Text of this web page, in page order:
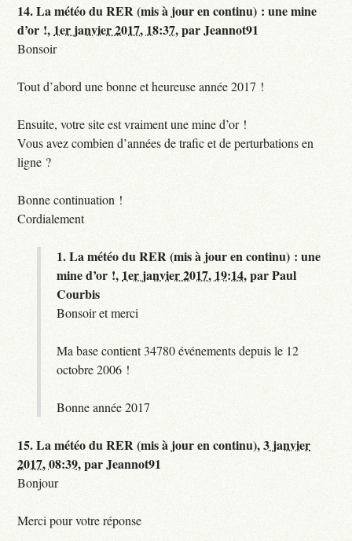
14.La météo du RER (mis à jour en continu) : une mine
d’or !, 1er janvier 2017, 18:37,parJeannot91
Bonsoir
Tout d’abord une bonne et heureuse année 2017 !
Ensuite, votre site est vraiment une mine d’or !
Vous avez combien d’années de trafic et de perturbations en
ligne ?
Bonne continuation !
Cordialement
1.La météo du RER (mis à jour en continu) : une
mine d’or !, 1er janvier 2017, 19:14,parPaul
Courbis
Bonsoir et merci
Ma base contient 34780 événements depuis le 12
octobre 2006 !
Bonne année 2017
15.La météo du RER (mis à jour en continu),3 janvier
2017, 08:39,parJeannot91
Bonjour
Merci pour votre réponse